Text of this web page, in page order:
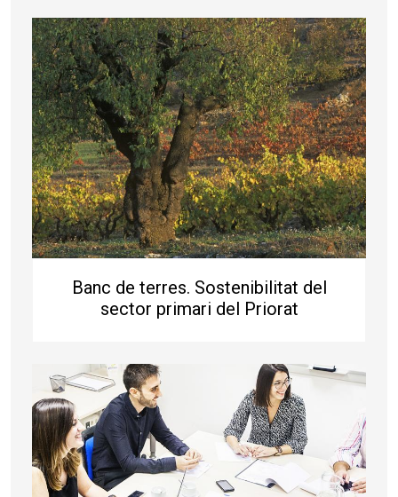
Banc de terres. Sostenibilitat del
sector primari del Priorat